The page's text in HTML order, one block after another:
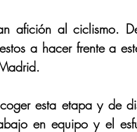
afición al ciclismo.
a hacer frente a
esta etapa y de
en equipo y el